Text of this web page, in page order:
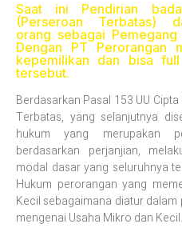
Saat ini Pendirian
(Perseroan Terbatas)
orang sebagai
Dengan PT Perorangan
kepemilikan dan bisa
tersebut.
Berdasarkan Pasal 153 UU
Terbatas, yang selanjutnya
hukum yang merupakan
berdasarkan perjanjian,
modal dasar yang seluruhnya
Hukum perorangan yang
Kecil sebagaimana diatur
mengenai Usaha Mikro dan Kecil.